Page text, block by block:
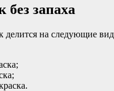
запаха
делится на следующие